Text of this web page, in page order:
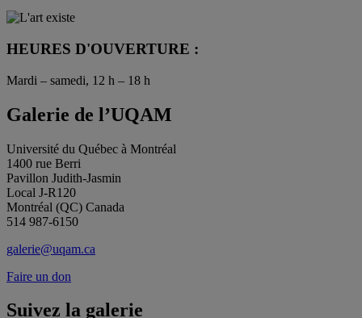
HEURES D'OUVERTURE :
Mardi – samedi, 12 h – 18 h
Galerie de l’UQAM
Université du Québec à Montréal
1400 rue Berri
Pavillon Judith-Jasmin
Local J-R120
Montréal (QC) Canada
514 987-6150
galerie@uqam.ca
Faire un don
Suivez la galerie